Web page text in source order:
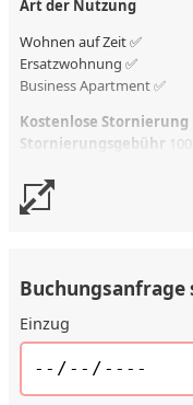
Art der Nutzung
Wohnen auf Zeit ✅
Ersatzwohnung ✅
Business Apartment ✅
Kostenlose Stornierung
Stornierungsgebühr
Einzug